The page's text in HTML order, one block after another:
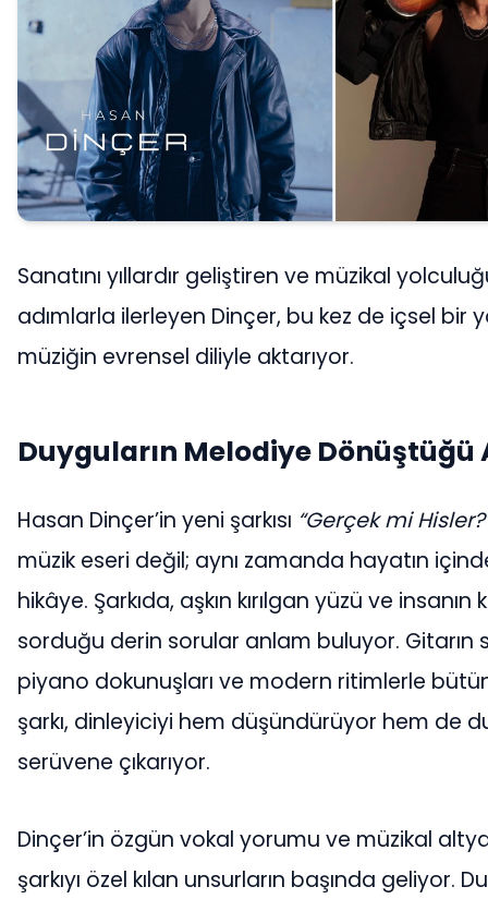
Sanatını yıllardır geliştiren ve müzikal
adımlarla ilerleyen Dinçer, bu kez de içsel bir
müziğin evrensel diliyle aktarıyor.
Duyguların Melodiye Dönüştüğü
Hasan Dinçer’in yeni şarkısı “Gerçek mi
müzik eseri değil; aynı zamanda hayatın
hikâye. Şarkıda, aşkın kırılgan yüzü ve insanın
sorduğu derin sorular anlam buluyor. Gitarın
piyano dokunuşları ve modern ritimlerle
şarkı, dinleyiciyi hem düşündürüyor hem de
serüvene çıkarıyor.
Dinçer’in özgün vokal yorumu ve müzikal
şarkıyı özel kılan unsurların başında geliyor.